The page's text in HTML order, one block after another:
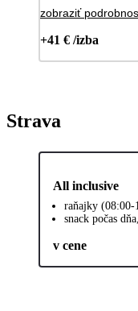
zobraziť
+41 € /izba
Strava
All inclusive
raňajky (08:00-
snack počas
v cene